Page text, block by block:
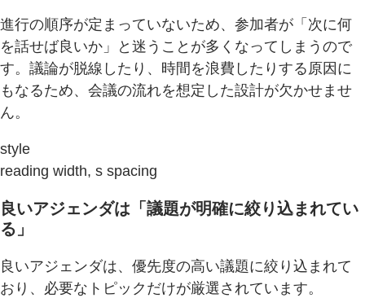
進行の順序が定まっていないため、参加者が「次に何
を話せば良いか」と迷うことが多くなってしまうので
す。議論が脱線したり、時間を浪費したりする原因に
もなるため、会議の流れを想定した設計が欠かせませ
ん。
style
reading width, s spacing
良いアジェンダは「議題が明確に絞り込まれてい
る」
良いアジェンダは、優先度の高い議題に絞り込まれて
おり、必要なトピックだけが厳選されています。